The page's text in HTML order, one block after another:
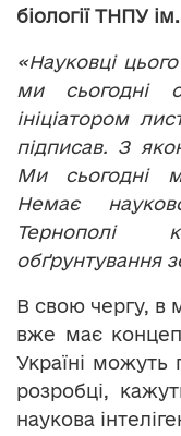
біології ТНПУ
«Науковці
ми сьогодні
ініціатором
підписав. З
Ми сьогодні
Немає
Тернополі
обґрунтування
В свою чергу, в
вже має
Україні можуть
розробці,
наукова